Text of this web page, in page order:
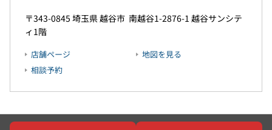
343-0845 埼玉県越谷市 南越谷1-2876-1 越谷サンシテ
ィ1階
店舗ページ
相談予約
地図を見る